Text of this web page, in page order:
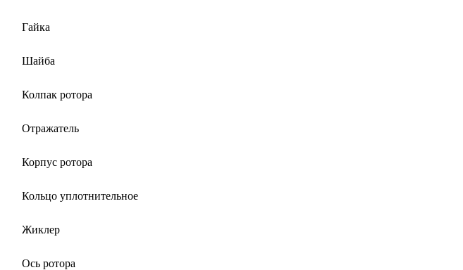
Гайка
Шайба
Колпак ротора
Отражатель
Корпус ротора
Кольцо уплотнительное
Жиклер
Ось ротора